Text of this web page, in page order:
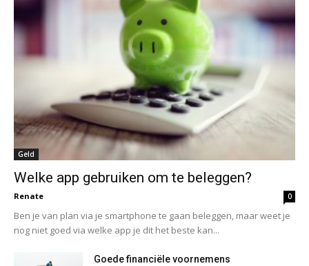
Geld
Welke app gebruiken om te beleggen?
Renate 0
Ben je van plan via je smartphone te gaan beleggen, maar weet je
nog niet goed via welke app je dit het beste kan...
Goede financiële voornemens